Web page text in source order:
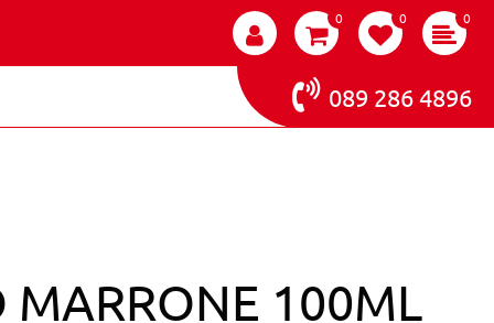
0 0 0
089 286 4896
MARRONE 100ML